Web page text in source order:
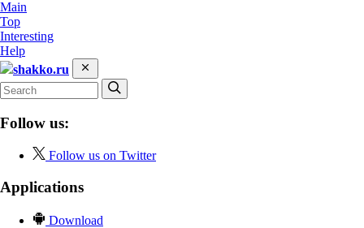
Main
Top
Interesting
Help
shakko.ru
Follow us:
Follow us on Twitter
Applications
Download